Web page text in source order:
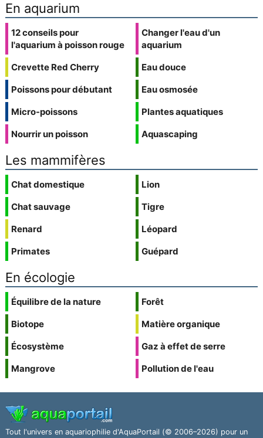
En aquarium
12 conseils pour
l'aquarium à poisson rouge
Crevette Red Cherry
Poissons pour débutant
Micro-poissons
Nourrir un poisson
Changer l'eau d'un
aquarium
Eau douce
Eau osmosée
Plantes aquatiques
Aquascaping
Les mammifères
Chat domestique
Chat sauvage
Renard
Primates
Lion
Tigre
Léopard
Guépard
En écologie
Équilibre de la nature
Biotope
Écosystème
Mangrove
Forêt
Matière organique
Gaz à effet de serre
Pollution de l'eau
Tout l'univers en aquariophilie d'AquaPortail (© 2006–2026) pour un